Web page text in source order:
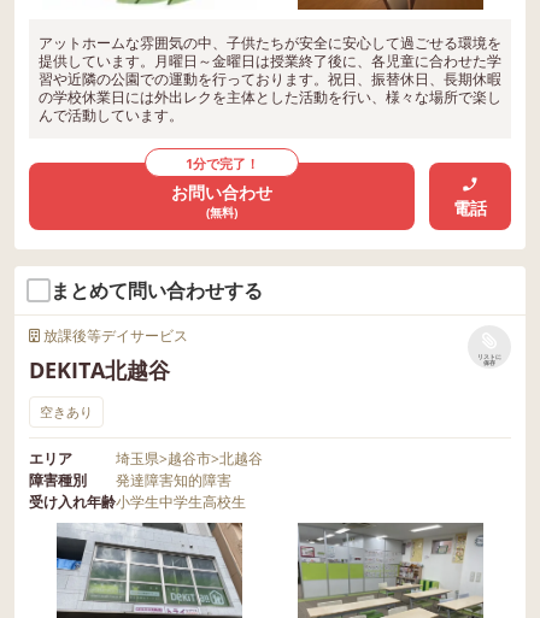
アットホームな雰囲気の中、子供たちが安全に安心して過ごせる環境を
提供しています。月曜日～金曜日は授業終了後に、各児童に合わせた学
習や近隣の公園での運動を行っております。祝日、振替休日、長期休暇
の学校休業日には外出レクを主体とした活動を行い、様々な場所で楽し
んで活動しています。
1分で完了！
お問い合わせ
(無料) 電話
まとめて問い合わせする
放課後等デイサービス
DEKITA北越谷
リストに
保存
空きあり
エリア 埼玉県>越谷市>北越谷
障害種別
発達障害知的障害
受け入れ年齢小学生中学生高校生